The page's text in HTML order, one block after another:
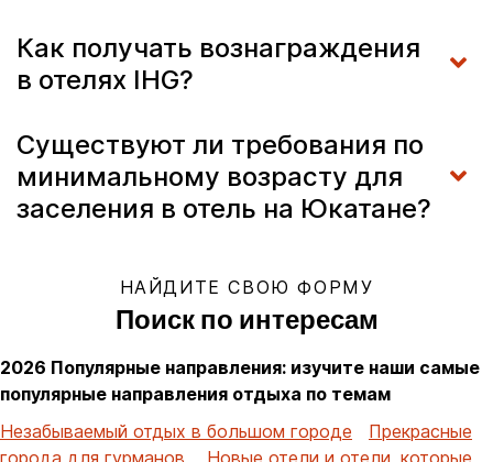
Как получать вознаграждения
в отелях IHG?
Существуют ли требования по
минимальному возрасту для
заселения в отель на Юкатане?
НАЙДИТЕ СВОЮ ФОРМУ
Поиск по интересам
2026 Популярные направления: изучите наши самые
популярные направления отдыха по темам
Незабываемый отдых в большом городе
Прекрасные
города для гурманов
Новые отели и отели, которые